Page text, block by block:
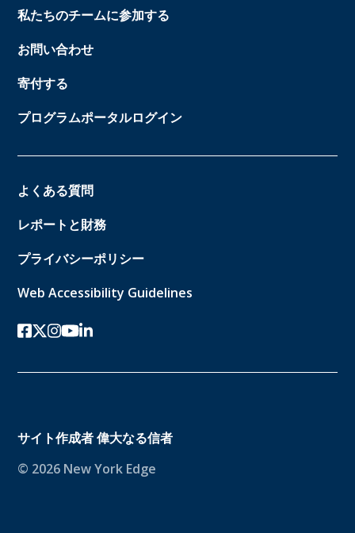
私たちのチームに参加する
お問い合わせ
寄付する
プログラムポータルログイン
よくある質問
レポートと財務
プライバシーポリシー
Web Accessibility Guidelines
フェイスブック
ツイッターx
インスタグラム
ユーチューブ
リンクトイン
サイト作成者偉大なる信者
© 2026 New York Edge